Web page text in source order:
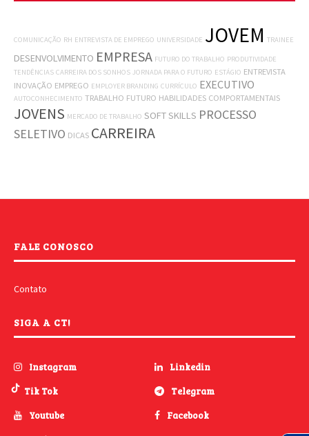
COMUNICAÇÃO RH ENTREVISTA DE EMPREGO UNIVERSIDADE JOVEM TRAINEE
DESENVOLVIMENTO EMPRESA FUTURO DO TRABALHO PRODUTIVIDADE
TENDÊNCIAS CARREIRA DOS SONHOS JORNADA PARA O FUTURO ESTÁGIO ENTREVISTA
INOVAÇÃO EMPREGO EMPLOYER BRANDING CURRÍCULO EXECUTIVO
AUTOCONHECIMENTO TRABALHO FUTURO HABILIDADES COMPORTAMENTAIS
JOVENS MERCADO DE TRABALHO SOFT SKILLS PROCESSO
SELETIVO DICAS CARREIRA
FALE CONOSCO
Contato
SIGA A CT!
Instagram
Linkedin
Tik Tok
Telegram
Youtube
Facebook